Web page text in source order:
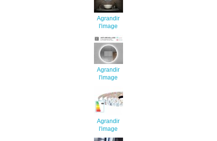
Agrandir
l'image
Agrandir
l'image
Agrandir
l'image